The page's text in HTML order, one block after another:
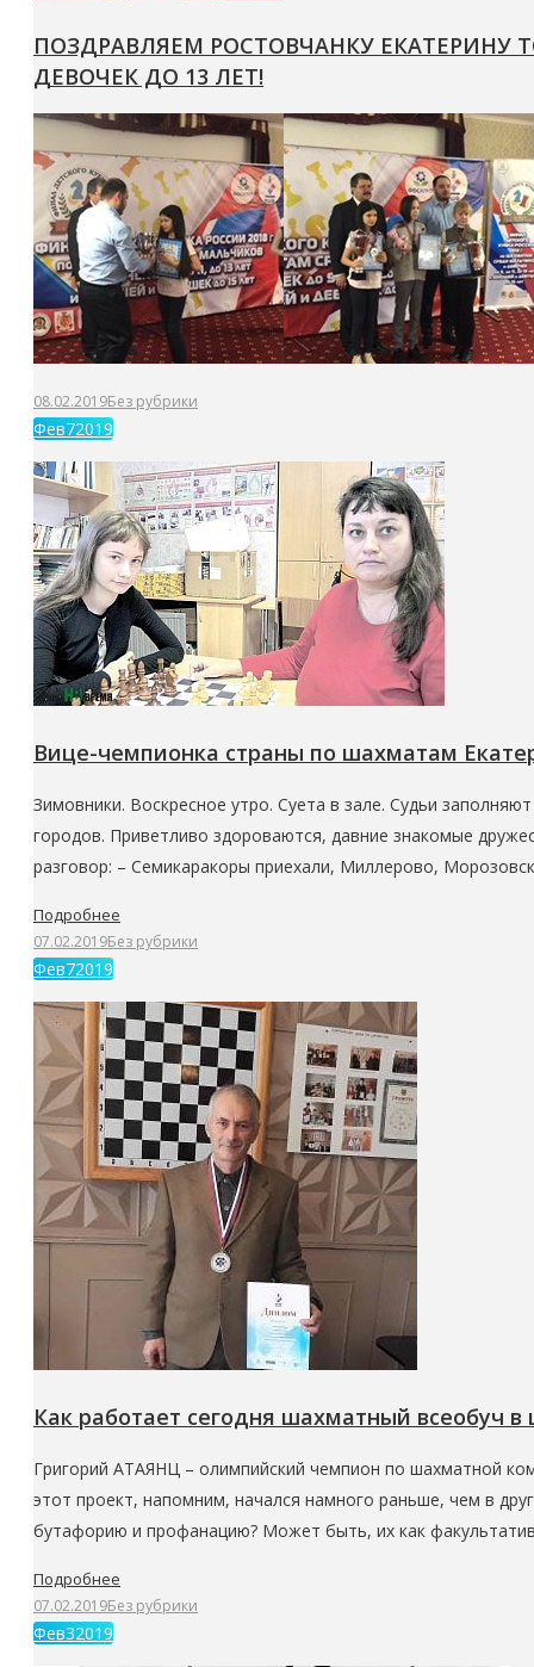
ПОЗДРАВЛЯЕМ РОСТОВЧАНКУ ЕКАТЕРИНУ
ДЕВОЧЕК ДО 13 ЛЕТ!
08.02.2019Без рубрики
Фев72019
Вице-чемпионка страны по шахматам
Зимовники. Воскресное утро. Суета в зале. Судьи
городов. Приветливо здороваются, давние знакомые
разговор: – Семикаракоры приехали, Миллерово,
Подробнее
07.02.2019Без рубрики
Фев72019
Как работает сегодня шахматный всеобуч в
Григорий АТАЯНЦ – олимпийский чемпион по шахматной
этот проект, напомним, начался намного раньше, чем в
бутафорию и профанацию? Может быть, их как
Подробнее
07.02.2019Без рубрики
Фев32019